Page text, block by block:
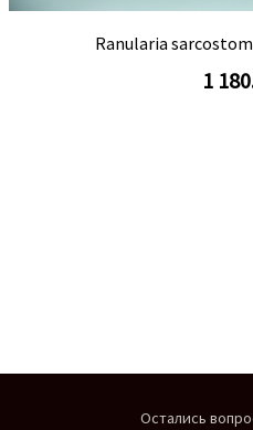
Ranularia
1
Остались